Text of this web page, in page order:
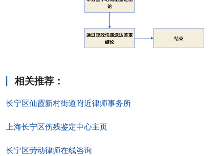
相关推荐 ：
长宁区仙霞新村街道附近律师事务所
上海长宁区伤残鉴定中心主页
长宁区劳动律师在线咨询